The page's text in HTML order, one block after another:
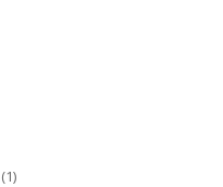
(1)